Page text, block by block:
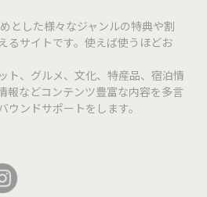
とした様々なジャンルの特典や割
るサイトです。使えば使うほどお
ト、グルメ、文化、特産品、宿泊情
報などコンテンツ豊富な内容を多言
ンドサポートをします。